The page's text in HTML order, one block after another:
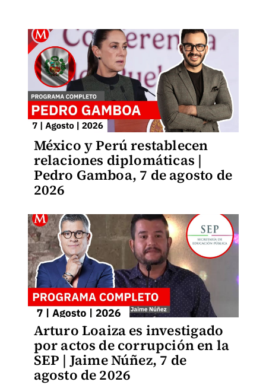
México y Perú restablecen
relaciones diplomáticas |
Pedro Gamboa, 7 de agosto de
2026
Arturo Loaiza es investigado
por actos de corrupción en la
SEP | Jaime Núñez, 7 de
agosto de 2026